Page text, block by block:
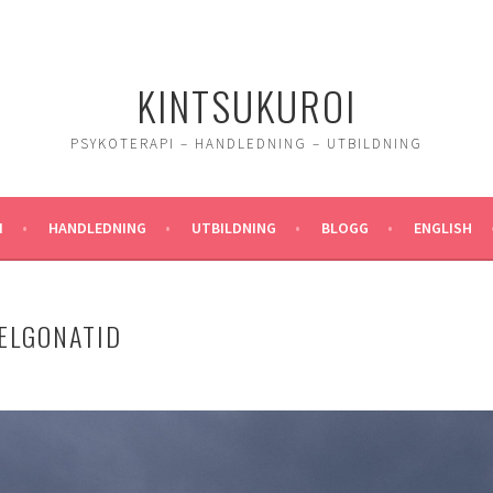
KINTSUKUROI
PSYKOTERAPI – HANDLEDNING – UTBILDNING
HANDLEDNING UTBILDNING BLOGG ENGLISH